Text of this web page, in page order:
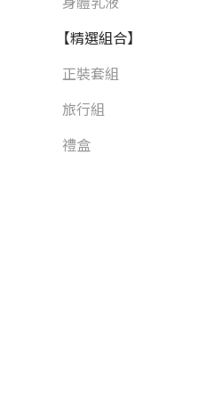
【精選組合】
正裝套組
旅行組
禮盒